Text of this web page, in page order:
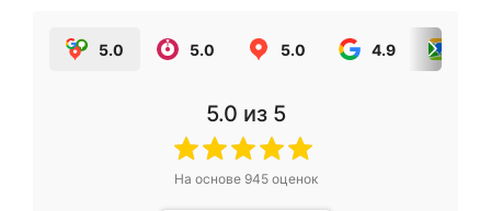
5.0 5.0 5.0 4.9
5.0 из 5
На основе 945оценок